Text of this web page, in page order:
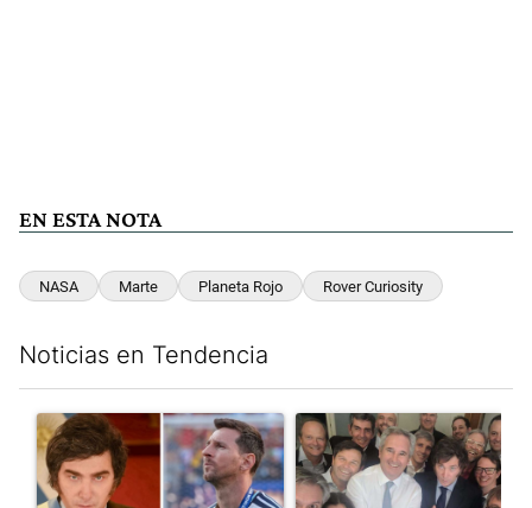
EN ESTA NOTA
NASA Marte Planeta Rojo Rover Curiosity
Noticias en Tendencia
Un artículo de tendencia con el título "Milei despidió a Jorge
Un artículo de tendencia con